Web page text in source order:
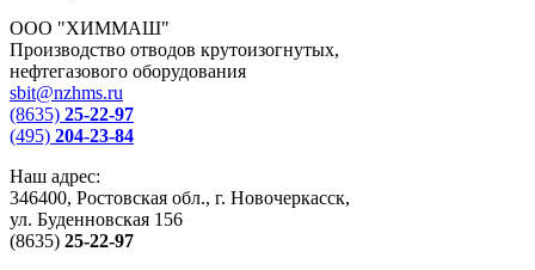
ООО "ХИММАШ"
Производство отводов крутоизогнутых,
нефтегазового оборудования
sbit@nzhms.ru
(8635) 25-22-97
(495) 204-23-84
Наш адрес:
346400, Ростовская обл., г. Новочеркасск,
ул. Буденновская 156
(8635) 25-22-97